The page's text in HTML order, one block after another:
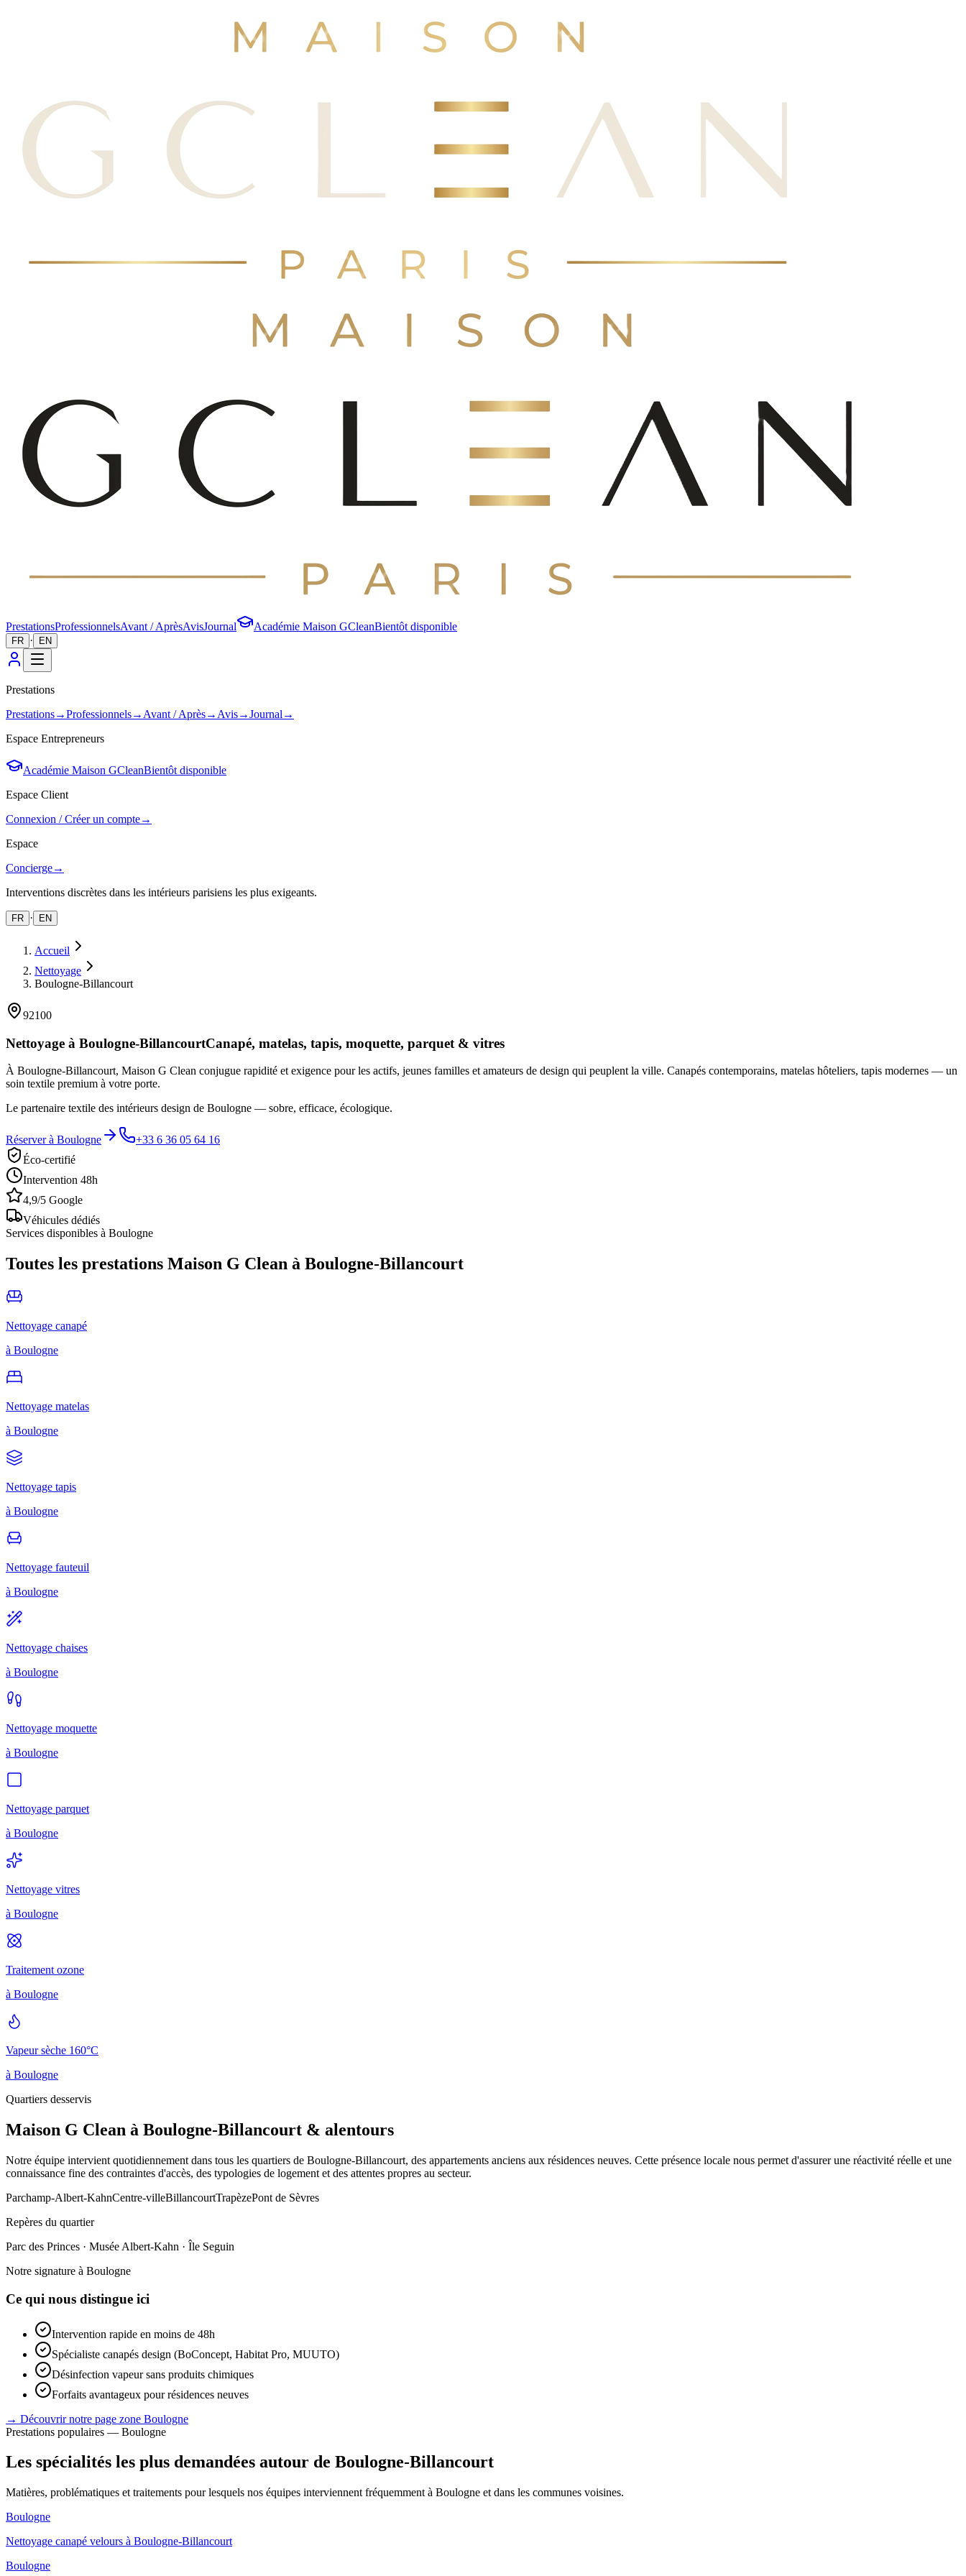
PrestationsProfessionnelsAvant / AprèsAvisJournal Académie Maison GCleanBientôt disponible
FR · EN
Prestations
Prestations→Professionnels→ Avant / Après→ Avis→Journal →
Espace Entrepreneurs
Académie Maison GCleanBientôt disponible
Espace Client
Connexion / Créer un compte→
Espace
Concierge→
Interventions discrètes dans les intérieurs parisiens les plus exigeants.
FR · EN
Accueil
Nettoyage
Boulogne-Billancourt
92100
Nettoyage à Boulogne-BillancourtCanapé, matelas, tapis, moquette, parquet & vitres
À Boulogne-Billancourt, Maison G Clean conjugue rapidité et exigence pour les actifs, jeunes familles et amateurs de design qui peuplent la ville. Canapés contemporains, matelas hôteliers, tapis modernes — un
soin textile premium à votre porte.
Le partenaire textile des intérieurs design de Boulogne — sobre, efficace, écologique.
Réserver à Boulogne
+33 6 36 05 64 16
Éco-certifié
Intervention 48h
4,9/5 Google
Véhicules dédiés
Services disponibles à Boulogne
Toutes les prestations Maison G Clean à Boulogne-Billancourt
Nettoyage canapé
à Boulogne
Nettoyage matelas
à Boulogne
Nettoyage tapis
à Boulogne
Nettoyage fauteuil
à Boulogne
Nettoyage chaises
à Boulogne
Nettoyage moquette
à Boulogne
Nettoyage parquet
à Boulogne
Nettoyage vitres
à Boulogne
Traitement ozone
à Boulogne
Vapeur sèche 160°C
à Boulogne
Quartiers desservis
Maison G Clean à Boulogne-Billancourt & alentours
Notre équipe intervient quotidiennement dans tous les quartiers de Boulogne-Billancourt, des appartements anciens aux résidences neuves. Cette présence locale nous permet d'assurer une réactivité réelle et une
connaissance fine des contraintes d'accès, des typologies de logement et des attentes propres au secteur.
Parchamp-Albert-KahnCentre-villeBillancourtTrapèzePont de Sèvres
Repères du quartier
Parc des Princes · Musée Albert-Kahn · Île Seguin
Notre signature à Boulogne
Ce qui nous distingue ici
Intervention rapide en moins de 48h
Spécialiste canapés design (BoConcept, Habitat Pro, MUUTO)
Désinfection vapeur sans produits chimiques
Forfaits avantageux pour résidences neuves
→ Découvrir notre page zone Boulogne
Prestations populaires — Boulogne
Les spécialités les plus demandées autour de Boulogne-Billancourt
Matières, problématiques et traitements pour lesquels nos équipes interviennent fréquemment à Boulogne et dans les communes voisines.
Boulogne
Nettoyage canapé velours à Boulogne-Billancourt
Boulogne